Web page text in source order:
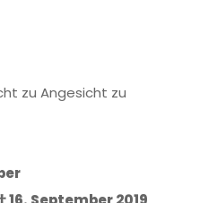
zu Angesicht zu